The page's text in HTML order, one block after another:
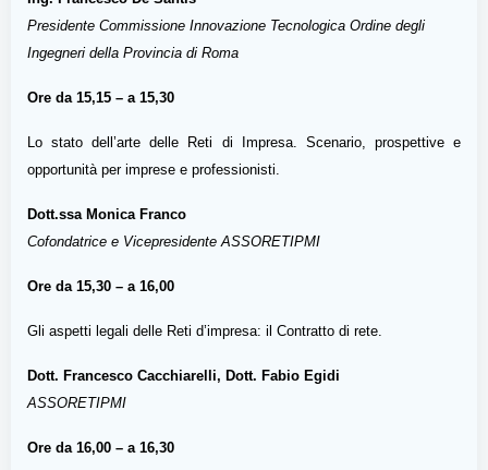
Presidente Commissione Innovazione Tecnologica Ordine degli
Ingegneri della Provincia di Roma
Ore da 15,15 – a 15,30
Lo stato dell’arte delle Reti di Impresa. Scenario, prospettive e
opportunità per imprese e professionisti.
Dott.ssa Monica Franco
Cofondatrice e Vicepresidente ASSORETIPMI
Ore da 15,30 – a 16,00
Gli aspetti legali delle Reti d’impresa: il Contratto di rete.
Dott. Francesco Cacchiarelli, Dott. Fabio Egidi
ASSORETIPMI
Ore da 16,00 – a 16,30